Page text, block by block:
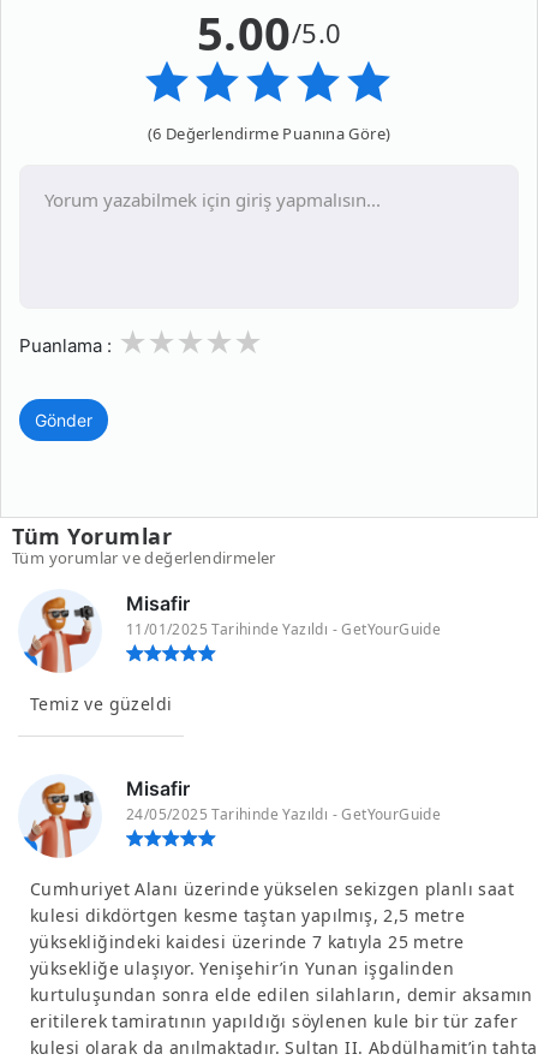
5.00/5.0
(6 Değerlendirme Puanına Göre)
Puanlama : 3
2
1
Gönder
Tüm Yorumlar
Tüm yorumlar ve değerlendirmeler
Misafir
11/01/2025 Tarihinde Yazıldı - GetYourGuide
Temiz ve güzeldi
Misafir
24/05/2025 Tarihinde Yazıldı - GetYourGuide
Cumhuriyet Alanı üzerinde yükselen sekizgen planlı saat
kulesi dikdörtgen kesme taştan yapılmış, 2,5 metre
yüksekliğindeki kaidesi üzerinde 7 katıyla 25 metre
yüksekliğe ulaşıyor. Yenişehir’in Yunan işgalinden
kurtuluşundan sonra elde edilen silahların, demir aksamın
eritilerek tamiratının yapıldığı söylenen kule bir tür zafer
kulesi olarak da anılmaktadır. Sultan II. Abdülhamit’in tahta